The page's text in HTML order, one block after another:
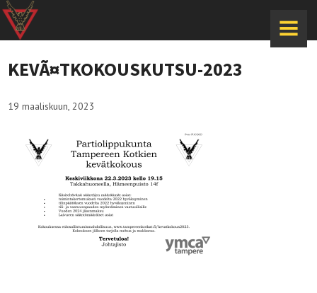
MENU
KEVÃ¤TKOKOUSKUTSU-2023
19 maaliskuun, 2023